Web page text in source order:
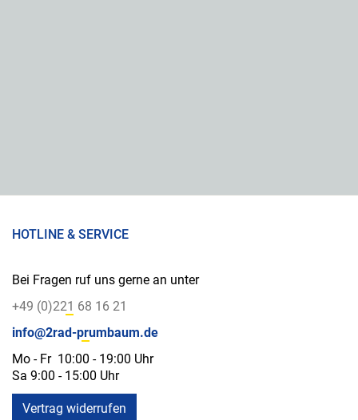
HOTLINE & SERVICE
Bei Fragen ruf uns gerne an unter
+49 (0)221 68 16 21
info@2rad-prumbaum.de
Mo - Fr 10:00 - 19:00 Uhr
Sa 9:00 - 15:00 Uhr
Vertrag widerrufen